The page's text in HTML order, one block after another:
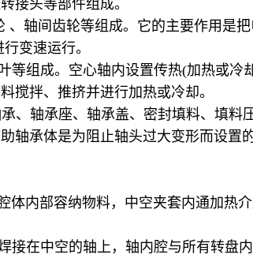
接头等部件组成。
轴间齿轮等组成。它的主要作用是
变速运行。
组成。空心轴内设置传热(加热或
搅拌、推挤并进行加热或冷却。
、轴承座、轴承盖、密封填料、填料
轴承体是为阻止轴头过大变形而设置
内部容纳物料，中空夹套内通加热
在中空的轴上，轴内腔与所有转盘